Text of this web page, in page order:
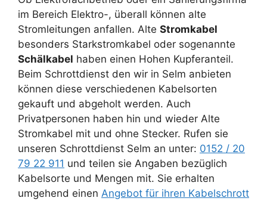
im Bereich Elektro-, überall können alte
Stromleitungen anfallen. Alte Stromkabel
besonders Starkstromkabel oder sogenannte
Schälkabel haben einen Hohen Kupferanteil.
Beim Schrottdienst den wir in Selm anbieten
können diese verschiedenen Kabelsorten
gekauft und abgeholt werden. Auch
Privatpersonen haben hin und wieder Alte
Stromkabel mit und ohne Stecker. Rufen sie
unseren Schrottdienst Selm an unter: 0152 / 20
79 22 911 und teilen sie Angaben bezüglich
Kabelsorte und Mengen mit. Sie erhalten
umgehend einen Angebot für ihren Kabelschrott